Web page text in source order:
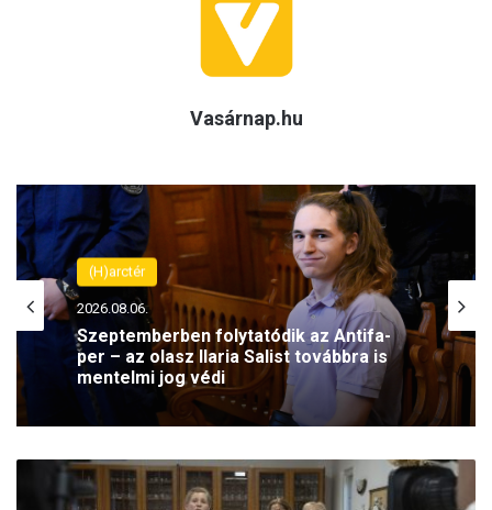
Vasárnap.hu
(H)arctér
2026.08.06.
Szeptemberben folytatódik az Antifa-
per – az olasz Ilaria Salist továbbra is
mentelmi jog védi